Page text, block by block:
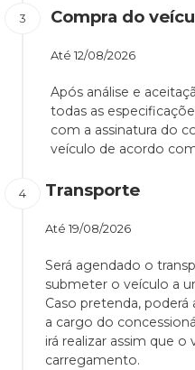
Compra do
Até 12/08/2026
Após análise e
todas as
com a assinatura do
veículo de acordo
Transporte
Até 19/08/2026
Será agendado o
submeter o veículo a
Caso pretenda,
a cargo do
irá realizar assim que
carregamento.